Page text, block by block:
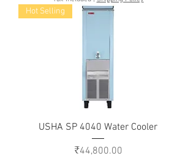
Hot Selling
USHA SP 4040 Water Cooler
Price
₹44,800.00